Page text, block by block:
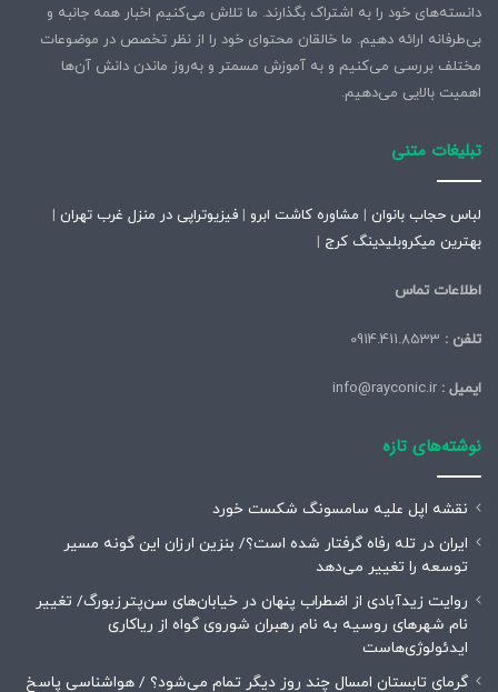
دانسته‌های خود را به اشتراک بگذارند. ما تلاش می‌کنیم اخبار همه جانبه و
بی‌طرفانه ارائه دهیم. ما خالقان محتوای خود را از نظر تخصص در موضوعات
مختلف بررسی می‌کنیم و به آموزش مسمتر و به‌روز ماندن دانش آن‌ها
اهمیت بالایی می‌دهیم.
تبلیغات متنی
لباس حجاب بانوان | مشاوره کاشت ابرو | فیزیوتراپی در منزل غرب تهران |
بهترین میکروبلیدینگ کرج |
اطلاعات تماس
تلفن :
ایمیل :
نوشته‌های تازه
نقشه اپل علیه سامسونگ شکست خورد
ایران در تله رفاه گرفتار شده است؟/ بنزین ارزان این گونه مسیر
توسعه را تغییر می‌دهد
روایت زیدآبادی از اضطراب پنهان در خیابان‌های سن‌پترزبورگ/ تغییر
نام شهرهای روسیه به نام رهبران شوروی گواه از ریاکاری
ایدئولوژی‌هاست
گرمای تابستان امسال چند روز دیگر تمام می‌شود؟ / هواشناسی پاسخ